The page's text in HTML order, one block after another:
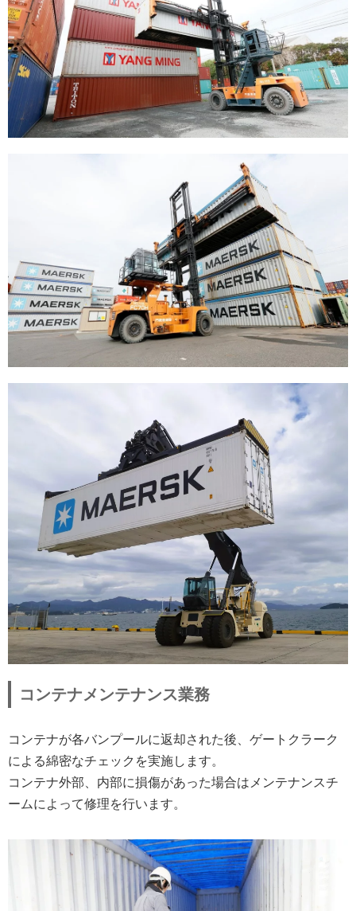
コンテナメンテナンス業務
コンテナが各バンプールに返却された後、ゲートクラーク
による綿密なチェックを実施します。
コンテナ外部、内部に損傷があった場合はメンテナンスチ
ームによって修理を行います。